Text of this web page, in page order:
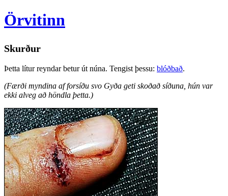
Örvitinn
Skurður
Þetta lítur reyndar betur út núna. Tengist þessu: blóðbað.
(Færði myndina af forsíðu svo Gyða geti skoðað síðuna, hún var
ekki alveg að höndla þetta.)